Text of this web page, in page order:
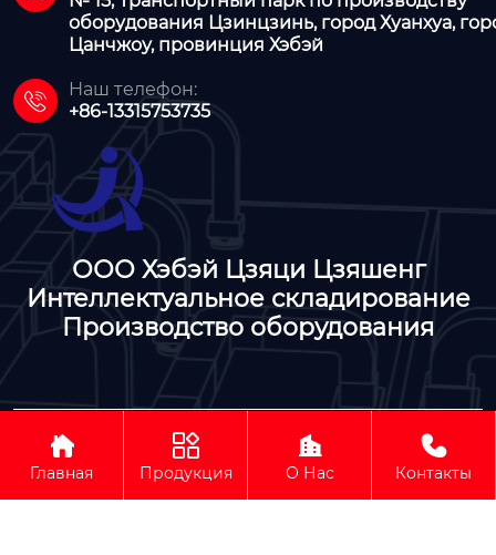
оборудования Цзинцзинь, город Хуанхуа,
Цанчжоу, провинция Хэбэй

Наш телефон:
+86-13315753735
ООО Хэбэй Цзяци Цзяшенг
Интеллектуальное складирование
Производство оборудования
ООО Хэбэй Цзяци Цзяшенг Интеллектуальное
складирование Производство оборудования

Главная

Продукция

О Нас

Контакты